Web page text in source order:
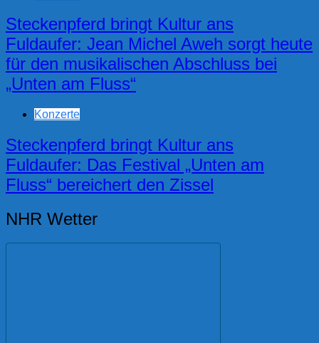
Steckenpferd bringt Kultur ans
Fuldaufer: Jean Michel Aweh sorgt heute
für den musikalischen Abschluss bei
„Unten am Fluss“
Konzerte
Steckenpferd bringt Kultur ans
Fuldaufer: Das Festival „Unten am
Fluss“ bereichert den Zissel
NHR Wetter